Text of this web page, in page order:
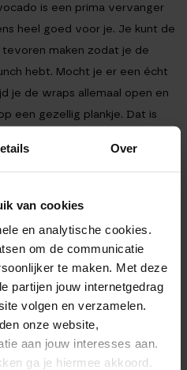
Over
van cookies
en analytische cookies.
om de communicatie
te maken. Met deze
partijen jouw internetgedrag
volgen en verzamelen.
onze website,
aan jouw interesses aan.
ga je hiermee akkoord.
is een prima vervanger
heel goed voor je. Je kunt de
maken zodat je de
hebt. Mocht je er een écht
je de wraps allemaal open en
een gezellig plankje. Dat is
stukjes gescheurd